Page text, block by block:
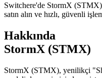
Switchere'de StormX
satın alın ve hızlı, güvenli
Hakkında
StormX (STMX)
StormX (STMX), yenilikçi